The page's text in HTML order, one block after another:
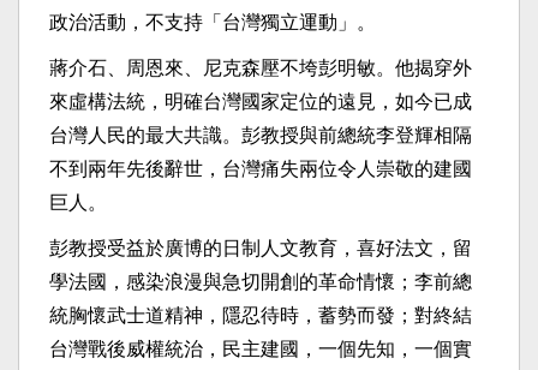
政治活動，不支持「台灣獨立運動」。
蔣介石、周恩來、尼克森壓不垮彭明敏。他揭穿外
來虛構法統，明確台灣國家定位的遠見，如今已成
台灣人民的最大共識。彭教授與前總統李登輝相隔
不到兩年先後辭世，台灣痛失兩位令人崇敬的建國
巨人。
彭教授受益於廣博的日制人文教育，喜好法文，留
學法國，感染浪漫與急切開創的革命情懷；李前總
統胸懷武士道精神，隱忍待時，蓄勢而發；對終結
台灣戰後威權統治，民主建國，一個先知，一個實